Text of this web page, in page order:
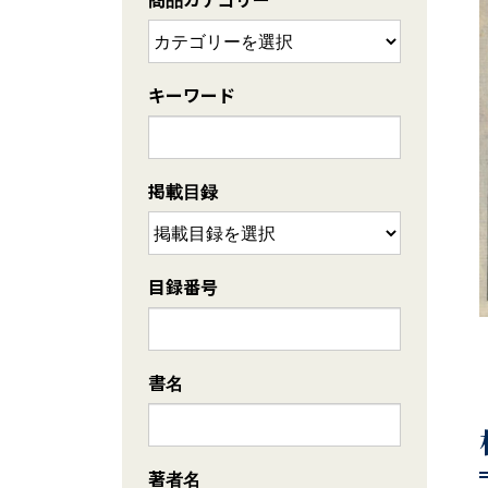
キーワード
掲載目録
目録番号
書名
著者名